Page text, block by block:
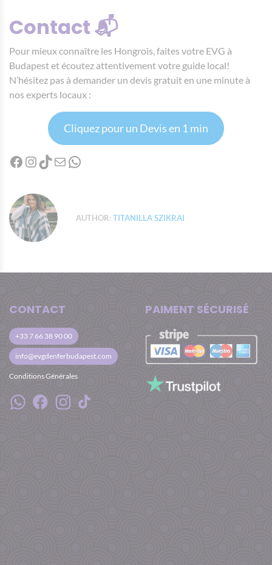
Contact 📬
Pour mieux connaître les Hongrois, faites votre EVG à
Budapest et écoutez attentivement votre guide local!
N’hésitez pas à demander un devis gratuit en une minute à
nos experts locaux :
Cliquez pour un Devis en 1 min
Facebook
Instagram
TikTok
MailWhatsApp
AUTHOR:TITANILLA SZIKRAI
CONTACT
+33 7 66 38 90 00
info@evgdenferbudapest.com
Conditions Générales
PAIMENT SÉCURISÉ